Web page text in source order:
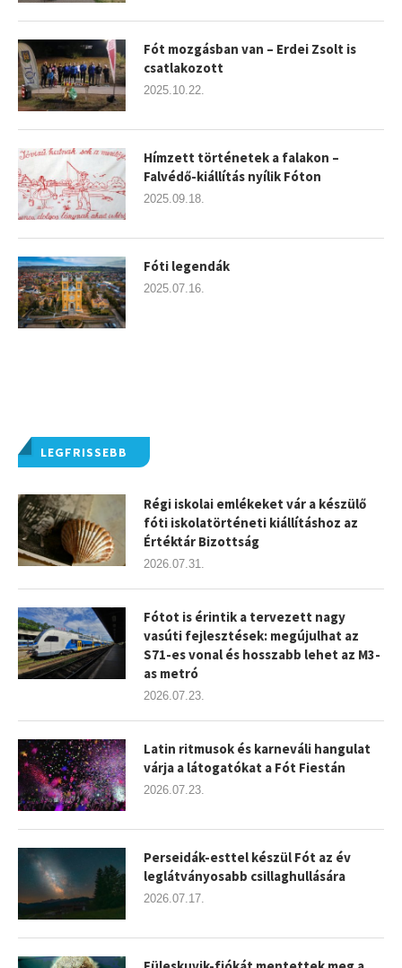
LEGFRISSEBB
Régi iskolai emlékeket vár a készülő
fóti iskolatörténeti kiállításhoz az
Értéktár Bizottság
2026.07.31.
Fótot is érintik a tervezett nagy
vasúti fejlesztések: megújulhat az
S71-es vonal és hosszabb lehet az M3-
as metró
2026.07.23.
Latin ritmusok és karneváli hangulat
várja a látogatókat a Fót Fiestán
2026.07.23.
Perseidák-esttel készül Fót az év
leglátványosabb csillaghullására
2026.07.17.
Fót mozgásban van – Erdei Zsolt is
csatlakozott
2025.10.22.
Hímzett történetek a falakon –
Falvédő-kiállítás nyílik Fóton
2025.09.18.
Fóti legendák
2025.07.16.